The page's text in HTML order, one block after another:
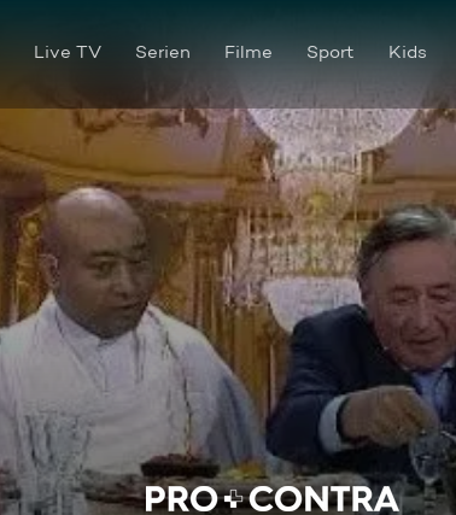
Live TV Serien Filme Sport Kids
Wer wird